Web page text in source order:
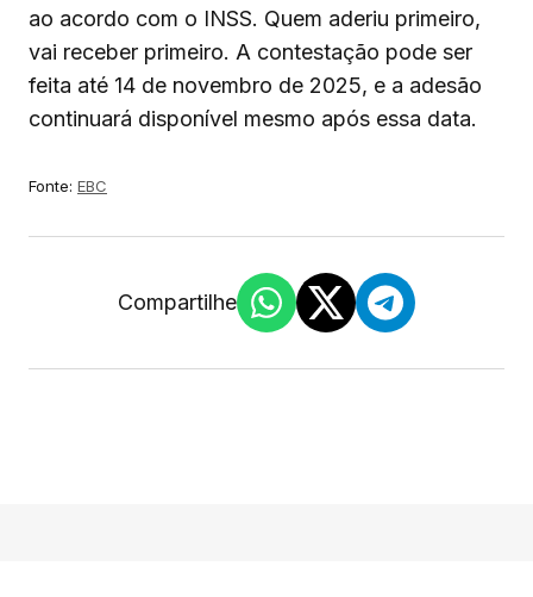
ao acordo com o INSS. Quem aderiu primeiro,
vai receber primeiro. A contestação pode ser
feita até 14 de novembro de 2025, e a adesão
continuará disponível mesmo após essa data.
Fonte: EBC
Compartilhe